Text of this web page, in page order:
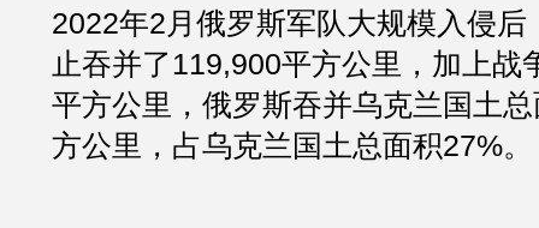
2022年2月俄罗斯军队大规模入侵后
止吞并了119,900平方公里，加上战
平方公里，俄罗斯吞并乌克兰国土
方公里，占乌克兰国土总面积27%。